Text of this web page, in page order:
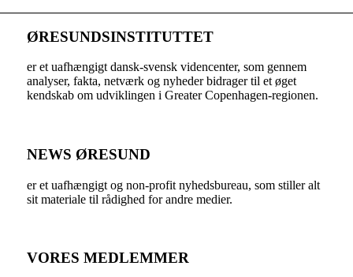
ØRESUNDSINSTITUTTET
er et uafhængigt dansk-svensk videncenter, som gennem
analyser, fakta, netværk og nyheder bidrager til et øget
kendskab om udviklingen i Greater Copenhagen-regionen.
NEWS ØRESUND
er et uafhængigt og non-profit nyhedsbureau, som stiller alt
sit materiale til rådighed for andre medier.
VORES MEDLEMMER